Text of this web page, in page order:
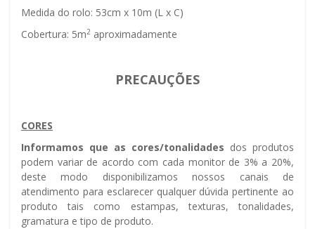
Medida do rolo: 53cm x 10m (L x C)
Cobertura: 5m2 aproximadamente
PRECAUÇÕES
CORES
Informamos que as cores/tonalidades dos produtos
podem variar de acordo com cada monitor de 3% a 20%,
deste modo disponibilizamos nossos canais de
atendimento para esclarecer qualquer dúvida pertinente ao
produto tais como estampas, texturas, tonalidades,
gramatura e tipo de produto.